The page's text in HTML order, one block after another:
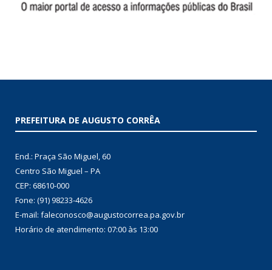
PREFEITURA DE AUGUSTO CORRÊA
End.: Praça São Miguel, 60
Centro São Miguel – PA
CEP: 68610-000
Fone: (91) 98233-4626
E-mail: faleconosco@augustocorrea.pa.gov.br
Horário de atendimento: 07:00 às 13:00